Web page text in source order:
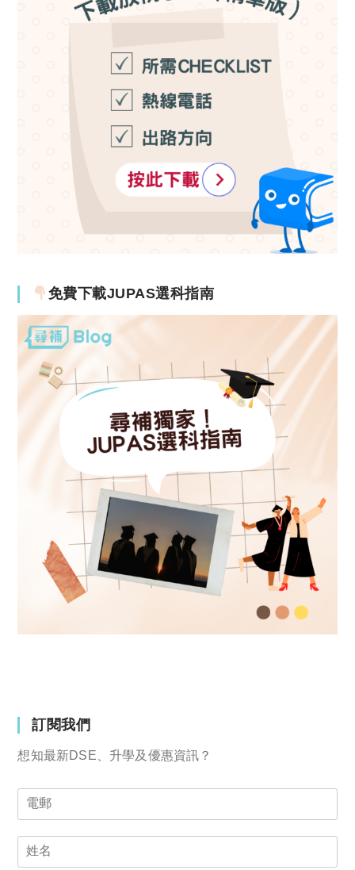
免費下載JUPAS選科指南
訂閱我們
想知最新DSE、升學及優惠資訊？